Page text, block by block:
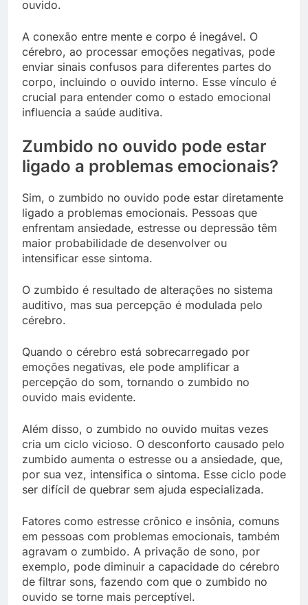
ouvido.
A conexão entre mente e corpo é inegável. O
cérebro, ao processar emoções negativas, pode
enviar sinais confusos para diferentes partes do
corpo, incluindo o ouvido interno. Esse vínculo é
crucial para entender como o estado emocional
influencia a saúde auditiva.
Zumbido no ouvido pode estar
ligado a problemas emocionais?
Sim, o zumbido no ouvido pode estar diretamente
ligado a problemas emocionais. Pessoas que
enfrentam ansiedade, estresse ou depressão têm
maior probabilidade de desenvolver ou
intensificar esse sintoma.
O zumbido é resultado de alterações no sistema
auditivo, mas sua percepção é modulada pelo
cérebro.
Quando o cérebro está sobrecarregado por
emoções negativas, ele pode amplificar a
percepção do som, tornando o zumbido no
ouvido mais evidente.
Além disso, o zumbido no ouvido muitas vezes
cria um ciclo vicioso. O desconforto causado pelo
zumbido aumenta o estresse ou a ansiedade, que,
por sua vez, intensifica o sintoma. Esse ciclo pode
ser difícil de quebrar sem ajuda especializada.
Fatores como estresse crônico e insônia, comuns
em pessoas com problemas emocionais, também
agravam o zumbido. A privação de sono, por
exemplo, pode diminuir a capacidade do cérebro
de filtrar sons, fazendo com que o zumbido no
ouvido se torne mais perceptível.